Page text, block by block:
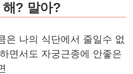
해? 말아?
은 나의 식단에서 줄일수 없
면서도 자궁근종에 안좋은